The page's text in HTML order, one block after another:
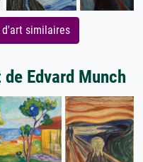
similaires
Edvard Munch